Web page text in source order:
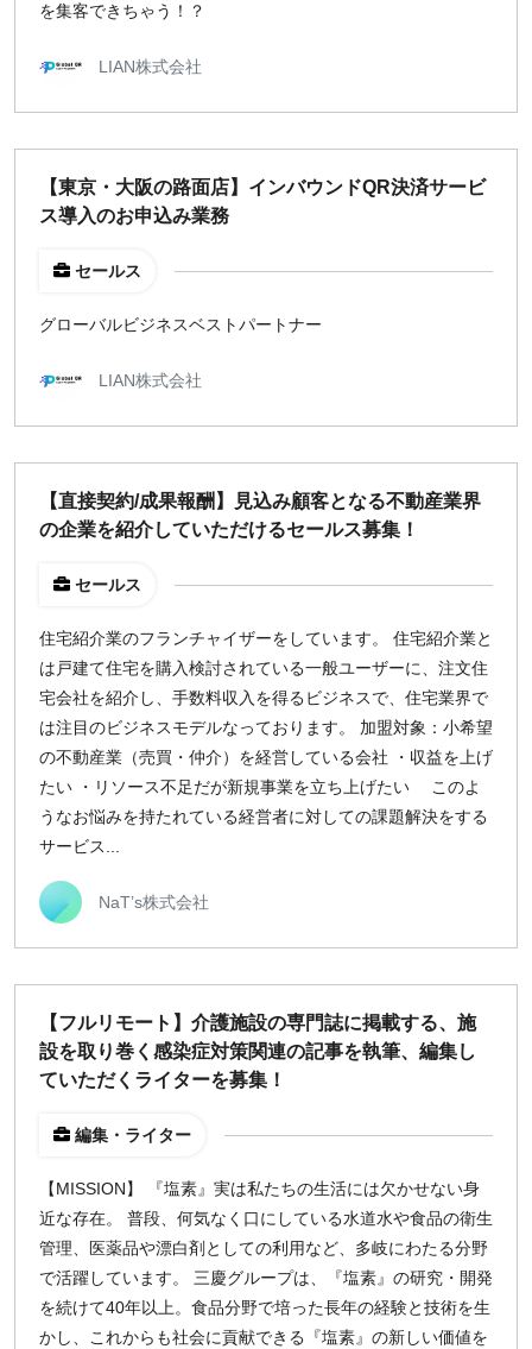
を集客できちゃう！？
LIAN株式会社
【東京・大阪の路面店】インバウンドQR決済サービ
ス導入のお申込み業務
セールス
グローバルビジネスベストパートナー
LIAN株式会社
【直接契約/成果報酬】見込み顧客となる不動産業界
の企業を紹介していただけるセールス募集！
セールス
住宅紹介業のフランチャイザーをしています。 住宅紹介業と
は戸建て住宅を購入検討されている一般ユーザーに、注文住
宅会社を紹介し、手数料収入を得るビジネスで、住宅業界で
は注目のビジネスモデルなっております。 加盟対象：小希望
の不動産業（売買・仲介）を経営している会社 ・収益を上げ
たい ・リソース不足だが新規事業を立ち上げたい このよ
うなお悩みを持たれている経営者に対しての課題解決をする
サービス...
NaT’s株式会社
【フルリモート】介護施設の専門誌に掲載する、施
設を取り巻く感染症対策関連の記事を執筆、編集し
ていただくライターを募集！
編集・ライター
【MISSION】 『塩素』実は私たちの生活には欠かせない身
近な存在。 普段、何気なく口にしている水道水や食品の衛生
管理、医薬品や漂白剤としての利用など、多岐にわたる分野
で活躍しています。 三慶グループは、『塩素』の研究・開発
を続けて40年以上。食品分野で培った長年の経験と技術を生
かし、これからも社会に貢献できる『塩素』の新しい価値を